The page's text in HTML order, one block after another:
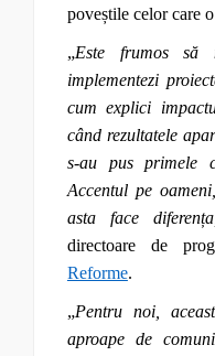
poveștile celor care
„Este frumos să
implementezi
cum explici
când rezultatele
s-au pus primele
Accentul pe
asta face diferența,
directoare de
Reforme.
„Pentru noi,
aproape de